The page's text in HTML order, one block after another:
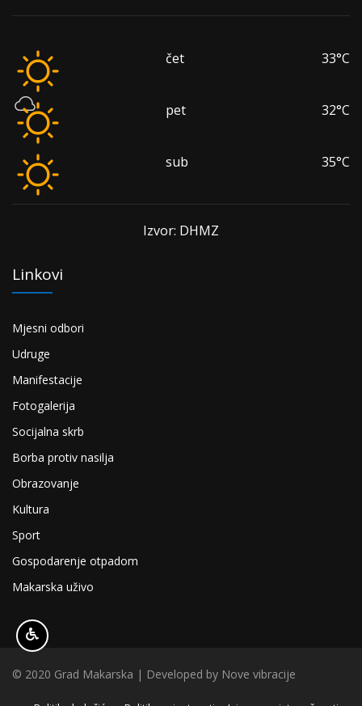
čet 33°C
pet 32°C
sub 35°C
Izvor: DHMZ
Linkovi
Mjesni odbori
Udruge
Manifestacije
Fotogalerija
Socijalna skrb
Borba protiv nasilja
Obrazovanje
Kultura
Sport
Gospodarenje otpadom
Makarska uživo
© 2020 Grad Makarska | Developed by Nove vibracije